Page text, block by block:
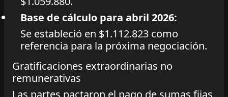
Base de cálculo para abril 2026:
Se estableció en $1.112.823 como
referencia para la próxima negociación.
Gratificaciones extraordinarias no
remunerativas
Las partes pactaron el pago de sumas fijas